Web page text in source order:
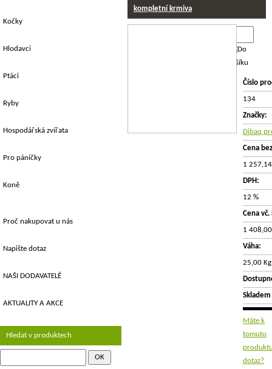
kompletní krmiva
Číslo
134
Značky:
Dibaq
Cena
1
DPH:
12 %
Cena vč.
1
Váha:
25,00 Kg
Skladem
Máte k
tomuto
dotaz?
Kočky
Hlodavci
Ptáci
Ryby
Hospodářská zvířata
Pro páníčky
Koně
Proč nakupovat u nás
Napište dotaz
NAŠI DODAVATELÉ
AKTUALITY A AKCE
Hledat v produktech